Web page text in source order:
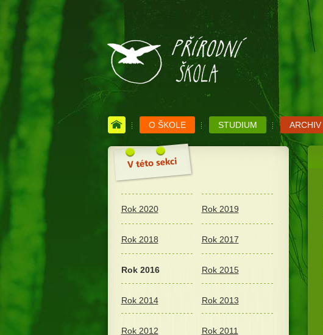
O ŠKOLE STUDIUM ARCHIV
Rok 2020 Rok 2019
Rok 2018 Rok 2017
Rok 2016 Rok 2015
Rok 2014 Rok 2013
Rok 2012 Rok 2011